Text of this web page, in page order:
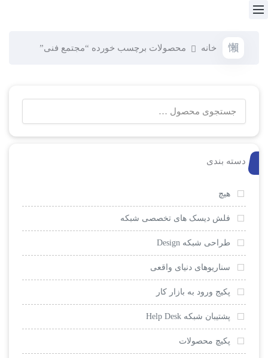
خانه محصولات برچسب خورده “مجتمع فنی”
دسته بندی
هیچ
فلش دیسک های تخصصی شبکه
طراحی شبکه Design
سناریوهای دنیای واقعی
پکیج ورود به بازار کار
پشتیبان شبکه Help Desk
پکیچ محصولات